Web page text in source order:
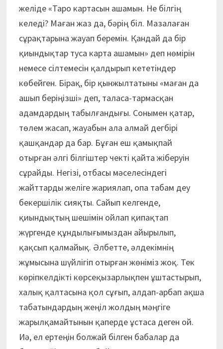
желіде «Таро картасын ашамын. Не білгің
келеді? Маған жаз да, бәрің біл. Мазалаған
сұрақтарына жауап беремін. Қандай да бір
қиындықтар туса карта ашамын» деп нөмірін
немесе сілтемесін қалдырып кететіндер
көбейген. Бірақ, бір қынжылтатыны «маған да
ашып беріңізші» деп, таласа-тармасқан
адамдардың табылғандығы. Сонымен қатар,
төлем жасап, жауабын ала алмай дегбірі
қашқандар да бар. Бұған еш қамықпай
отырған әлгі білгіштер чекті қайта жіберуін
сұрайды. Негізі, отбасы мәселесіндегі
жайттарды желіге жариялап, опа табам деу
бекершілік сияқты. Сайып келгенде,
қиындықтың шешімін ойлап қипақтап
жүргенде құндылығымыздан айырылып,
қақсып қалмайық. Әлбетте, әлдекімнің
жұмысына шүйлігіп отырған жөніміз жоқ. Тек
көріпкелдікті көрсеқызарлықпен ұштастырып,
халық қалтасына қол сұғып, алдап-арбап ақша
табатындардың жеңіл жолдың мәңгіге
жарылқамайтынын қаперде ұстаса деген ой.
Иә, ел ертеңін болжай білген бабалар да